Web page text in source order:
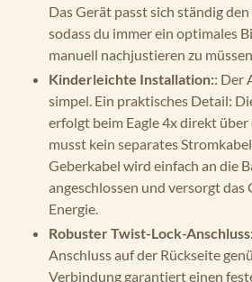
Das Gerät passt sich ständig
sodass du immer ein optimales
manuell nachjustieren zu
Kinderleichte Installation:: Der
simpel. Ein praktisches Detail:
erfolgt beim Eagle 4x direkt über
musst kein separates
Geberkabel wird einfach an die
angeschlossen und versorgt
Energie.
Robuster Twist-Lock-
Anschluss auf der Rückseite
Verbindung garantiert einen